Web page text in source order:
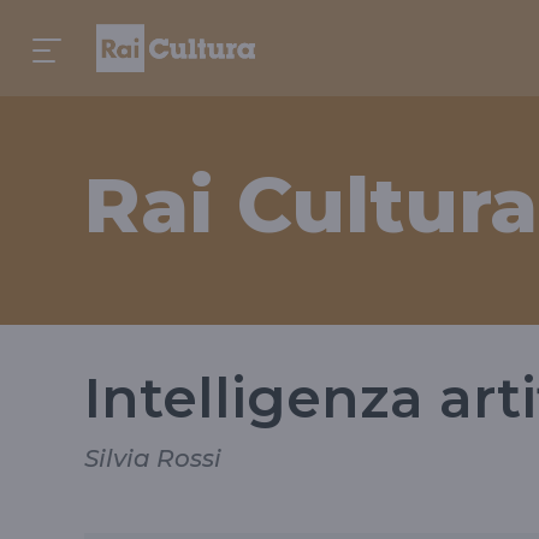
Rai Cultura
Intelligenza
Silvia Rossi